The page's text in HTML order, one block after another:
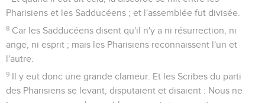
Pharisiens et les Sadducéens ; et l'assemblée fut divisée.
8 Car les Sadducéens disent qu'il n'y a ni résurrection, ni
ange, ni esprit ; mais les Pharisiens reconnaissent l'un et
l'autre.
9 Il y eut donc une grande clameur. Et les Scribes du parti
des Pharisiens se levant, disputaient et disaient : Nous ne